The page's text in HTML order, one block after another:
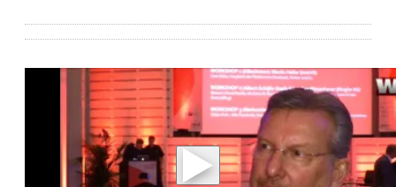
Mit der Wiedergabe dieses Videos werden
Daten an Youtube übertragen.
Hinweise dazu erhalten Sie in derDatenschutzerklärung.